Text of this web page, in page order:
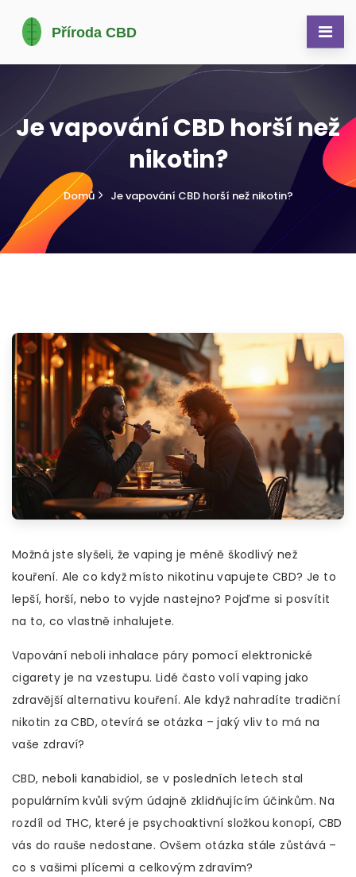
Je vapování CBD horší než
nikotin?
Domů Je vapování CBD horší než nikotin?
Možná jste slyšeli, že vaping je méně škodlivý než
kouření. Ale co když místo nikotinu vapujete CBD? Je to
lepší, horší, nebo to vyjde nastejno? Pojďme si posvítit
na to, co vlastně inhalujete.
Vapování neboli inhalace páry pomocí elektronické
cigarety je na vzestupu. Lidé často volí vaping jako
zdravější alternativu kouření. Ale když nahradíte tradiční
nikotin za CBD, otevírá se otázka – jaký vliv to má na
vaše zdraví?
CBD, neboli kanabidiol, se v posledních letech stal
populárním kvůli svým údajně zklidňujícím účinkům. Na
rozdíl od THC, které je psychoaktivní složkou konopí, CBD
vás do rauše nedostane. Ovšem otázka stále zůstává –
co s vašimi plícemi a celkovým zdravím?